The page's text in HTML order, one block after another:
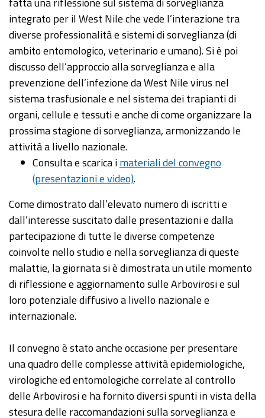
integrato per il West Nile che vede l’interazione tra
diverse professionalità e sistemi di sorveglianza (di
ambito entomologico, veterinario e umano). Si è poi
discusso dell’approccio alla sorveglianza e alla
prevenzione dell’infezione da West Nile virus nel
sistema trasfusionale e nel sistema dei trapianti di
organi, cellule e tessuti e anche di come organizzare la
prossima stagione di sorveglianza, armonizzando le
attività a livello nazionale.
Consulta e scarica imateriali del convegno
(presentazioni e video).
Come dimostrato dall’elevato numero di iscritti e
dall’interesse suscitato dalle presentazioni e dalla
partecipazione di tutte le diverse competenze
coinvolte nello studio e nella sorveglianza di queste
malattie, la giornata si è dimostrata un utile momento
di riflessione e aggiornamento sulle Arbovirosi e sul
loro potenziale diffusivo a livello nazionale e
internazionale.
Il convegno è stato anche occasione per presentare
una quadro delle complesse attività epidemiologiche,
virologiche ed entomologiche correlate al controllo
delle Arbovirosi e ha fornito diversi spunti in vista della
stesura delle raccomandazioni sulla sorveglianza e